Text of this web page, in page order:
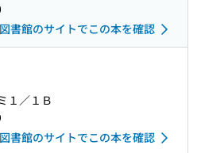
書館のサイトでこの本を確認
１／１Ｂ
書館のサイトでこの本を確認